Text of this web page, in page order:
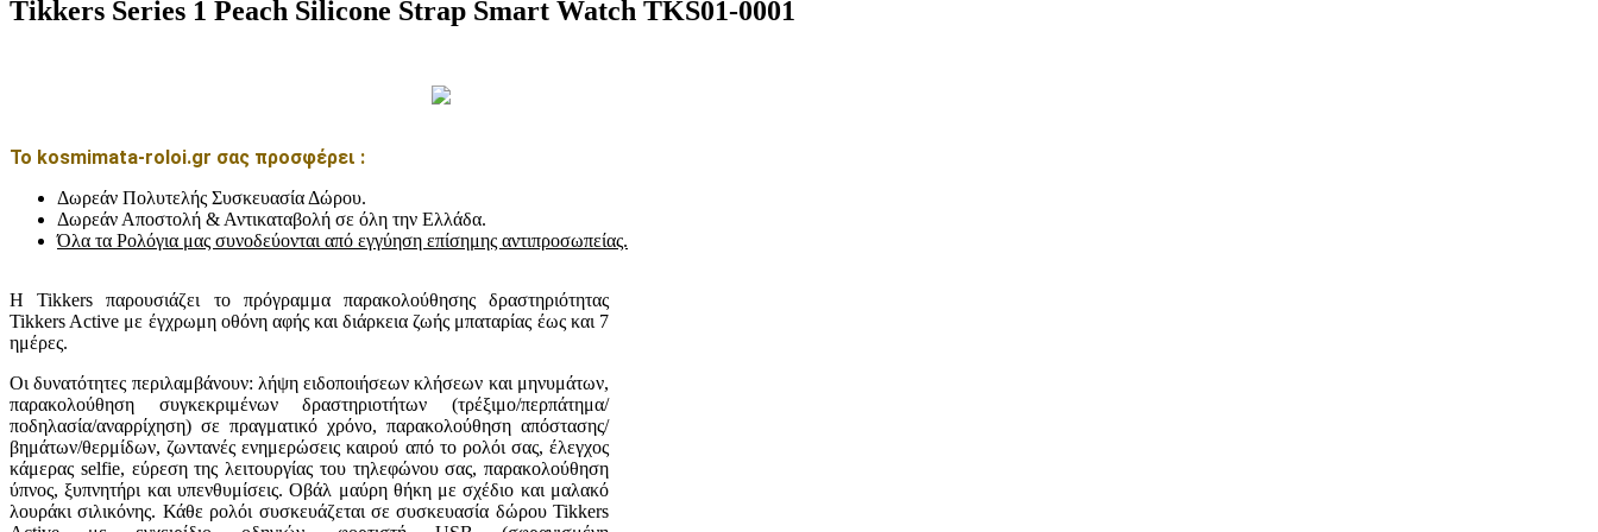
Tikkers Series 1 Peach Silicone Strap Smart Watch TKS01-0001
Το kosmimata-roloi.gr σας προσφέρει :
Δωρεάν Πολυτελής Συσκευασία Δώρου.
Δωρεάν Αποστολή & Αντικαταβολή σε όλη την Ελλάδα.
Όλα τα Ρολόγια μας συνοδεύονται από εγγύηση επίσημης αντιπροσωπείας.
Η Tikkers παρουσιάζει το πρόγραμμα παρακολούθησης δραστηριότητας
Tikkers Active με έγχρωμη οθόνη αφής και διάρκεια ζωής μπαταρίας έως και 7
ημέρες.
Οι δυνατότητες περιλαμβάνουν: λήψη ειδοποιήσεων κλήσεων και μηνυμάτων,
παρακολούθηση συγκεκριμένων δραστηριοτήτων (τρέξιμο/περπάτημα/
ποδηλασία/αναρρίχηση) σε πραγματικό χρόνο, παρακολούθηση απόστασης/
βημάτων/θερμίδων, ζωντανές ενημερώσεις καιρού από το ρολόι σας, έλεγχος
κάμερας selfie, εύρεση της λειτουργίας του τηλεφώνου σας, παρακολούθηση
ύπνος, ξυπνητήρι και υπενθυμίσεις. Οβάλ μαύρη θήκη με σχέδιο και μαλακό
λουράκι σιλικόνης. Κάθε ρολόι συσκευάζεται σε συσκευασία δώρου Tikkers